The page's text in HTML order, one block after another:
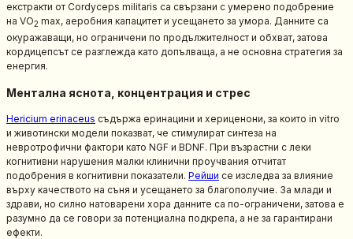
екстракти от Cordyceps militaris са свързани с умерено подобрение
на VO2 max, аеробния капацитет и усещането за умора. Данните са
окуражаващи, но ограничени по продължителност и обхват, затова
кордицепсът се разглежда като допълваща, а не основна стратегия за
енергия.
Ментална яснота, концентрация и стрес
Hericium erinaceus съдържа еринацини и хериценони, за които in vitro
и животински модели показват, че стимулират синтеза на
невротрофични фактори като NGF и BDNF. При възрастни с леки
когнитивни нарушения малки клинични проучвания отчитат
подобрения в когнитивни показатели. Рейши се изследва за влияние
върху качеството на съня и усещането за благополучие. За млади и
здрави, но силно натоварени хора данните са по-ограничени, затова е
разумно да се говори за потенциална подкрепа, а не за гарантирани
ефекти.